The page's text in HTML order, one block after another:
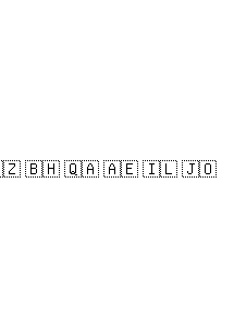
🇧🇭 🇶🇦 🇦🇪 🇮🇱 🇯🇴